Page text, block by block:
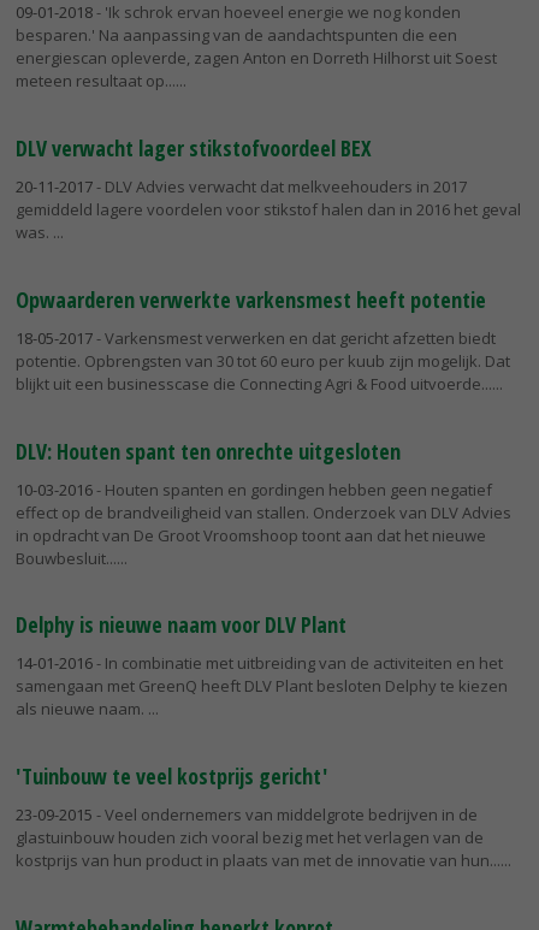
09-01-2018- 'Ik schrok ervan hoeveel energie we nog konden
besparen.' Na aanpassing van de aandachtspunten die een
energiescan opleverde, zagen Anton en Dorreth Hilhorst uit Soest
meteen resultaat op...
DLV verwacht lager stikstofvoordeel BEX
20-11-2017- DLV Advies verwacht dat melkveehouders in 2017
gemiddeld lagere voordelen voor stikstof halen dan in 2016 het geval
was.
Opwaarderen verwerkte varkensmest heeft potentie
18-05-2017- Varkensmest verwerken en dat gericht afzetten biedt
potentie. Opbrengsten van 30 tot 60 euro per kuub zijn mogelijk. Dat
blijkt uit een businesscase die Connecting Agri & Food uitvoerde...
DLV: Houten spant ten onrechte uitgesloten
10-03-2016- Houten spanten en gordingen hebben geen negatief
effect op de brandveiligheid van stallen. Onderzoek van DLV Advies
in opdracht van De Groot Vroomshoop toont aan dat het nieuwe
Bouwbesluit...
Delphy is nieuwe naam voor DLV Plant
14-01-2016- In combinatie met uitbreiding van de activiteiten en het
samengaan met GreenQ heeft DLV Plant besloten Delphy te kiezen
als nieuwe naam.
'Tuinbouw te veel kostprijs gericht'
23-09-2015 - Veel ondernemers van middelgrote bedrijven in de
glastuinbouw houden zich vooral bezig met het verlagen van de
kostprijs van hun product in plaats van met de innovatie van hun...